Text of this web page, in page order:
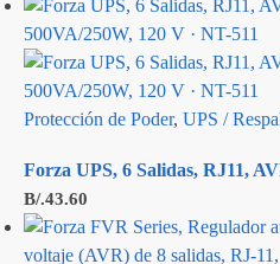
Protección de Poder, UPS /
Forza UPS, 6 Salidas, RJ11,
B/.43.60